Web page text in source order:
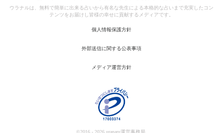
ウラナルは、無料で簡単に出来る占いから有名な先生による本格的な占いまで充実したコン
テンツをお届けし皆様の幸せに貢献するメディアです。
個人情報保護方針
外部送信に関する公表事項
メディア運営方針
©2016 - 2026 uranaru運営事務局.